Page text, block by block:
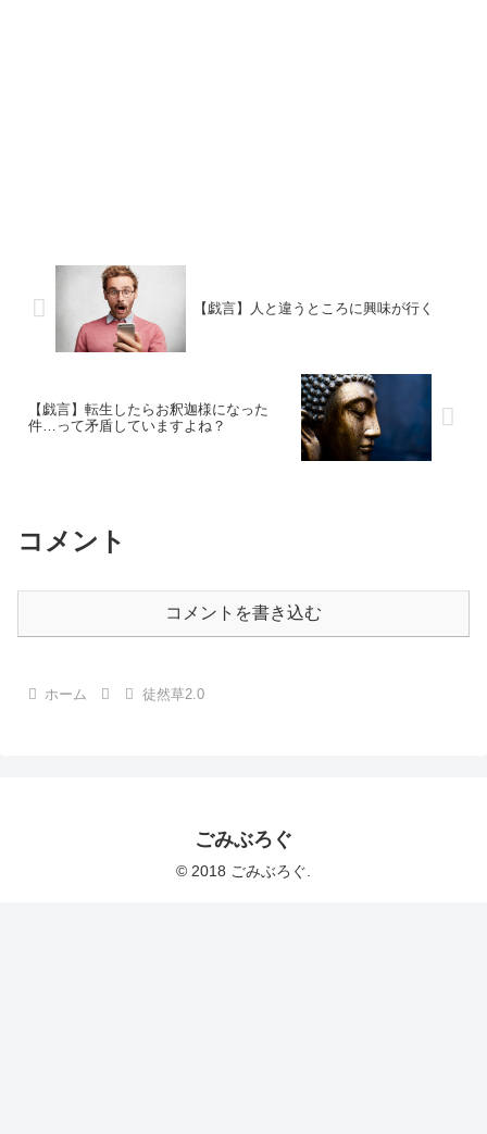
【戯言】人と違うところに興味が行く
【戯言】転生したらお釈迦様になった
件…って矛盾していますよね？
コメント
コメントを書き込む
ホーム 徒然草2.0
ごみぶろぐ
© 2018 ごみぶろぐ.